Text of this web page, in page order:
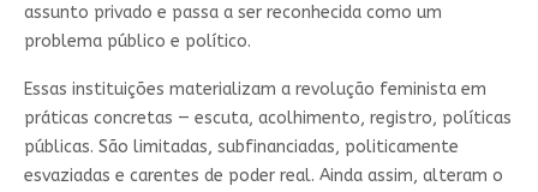
assunto privado e passa a ser reconhecida como um
problema público e político.
Essas instituições materializam a revolução feminista em
práticas concretas — escuta, acolhimento, registro, políticas
públicas. São limitadas, subfinanciadas, politicamente
esvaziadas e carentes de poder real. Ainda assim, alteram o